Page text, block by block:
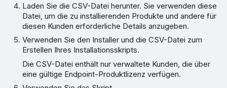
Laden Sie die CSV-Datei herunter. Sie verwenden diese
Datei, um die zu installierenden Produkte und andere für
diesen Kunden erforderliche Details anzugeben.
Verwenden Sie den Installer und die CSV-Datei zum
Erstellen Ihres Installationsskripts.
Die CSV-Datei enthält nur verwaltete Kunden, die über
eine gültige Endpoint-Produktlizenz verfügen.